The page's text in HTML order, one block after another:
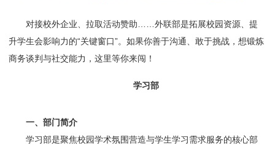
对接校外企业、拉取活动赞助……外联部是拓展校园资源、提
升学生会影响力的“关键窗口”。如果你善于沟通、敢于挑战，想锻炼
商务谈判与社交能力，这里等你来闯！
学习部
一、部门简介
学习部是聚焦校园学术氛围营造与学生学习需求服务的核心部